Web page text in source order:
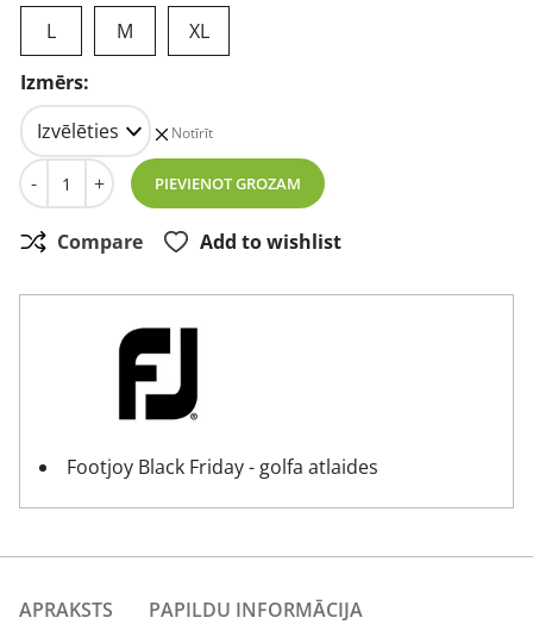
L M
XL
Izmērs:
Notīrīt
-
Footjoy Colour Theory Lisle Polo sarkans/balts/pelēks
+ PIEVIENOT GROZAM
Compare Add to wishlist
Footjoy Black Friday - golfa atlaides
APRAKSTS PAPILDU INFORMĀCIJA